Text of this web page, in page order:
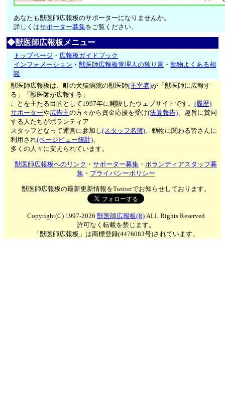
あなたも獣医師広報板のサポーターになりませんか。
詳しくはサポーター募集をご覧ください。
◆獣医師広報板メニュー
トップページ ・ 広報板ガイドブック
インフォメーション ・獣医師広報板管理人の独り言 ・動物よくある相
談
獣医師広報板は、町の犬猫病院の獣医師(主宰者)が「獣医師に広報す
る」「獣医師が広報する」
ことを主たる目的として1997年に開設したウェブサイトです。(履歴)
サポーターや広告主の方々から資金応援を受け(決算報告)、趣旨に賛同
する人たちがボランティア
スタッフとなって運営に参加し(スタッフ名簿)、動物に関わる皆さんに
利用され(ページビュー統計)、
多くの人々に支えられています。
獣医師広報板へのリンク ・サポーター募集 ・ボランティアスタッフ募
集・ プライバシーポリシー
獣医師広報板の最新更新情報をTwitterでお知らせしております。
Copyright(C) 1997-2026 獣医師広報板(R)ALL Rights Reserved
許可なく転載を禁じます。
「獣医師広報板」は商標登録(4476083号)されています。